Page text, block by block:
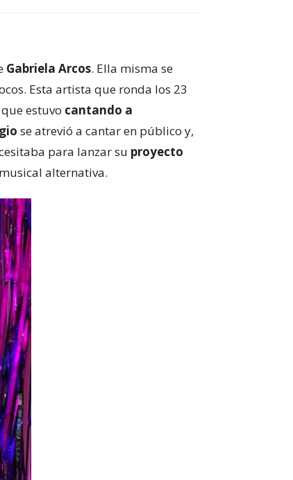
Gabriela Arcos. Ella misma se
Esta artista que ronda los 23
estuvo cantando a
se atrevió a cantar en público y,
para lanzar su proyecto
alternativa.